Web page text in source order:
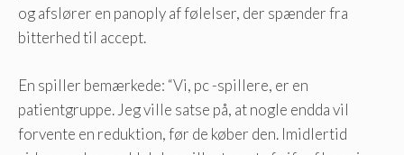
og afslører en panoply af følelser, der spænder fra
bitterhed til accept.
En spiller bemærkede: “Vi, pc -spillere, er en
patientgruppe. Jeg ville satse på, at nogle endda vil
forvente en reduktion, før de køber den. Imidlertid